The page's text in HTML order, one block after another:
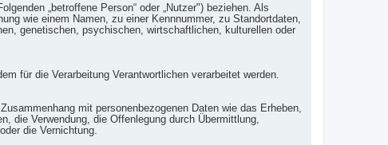
„betroffene Person“ oder „Nutzer") beziehen. Als
wie einem Namen, zu einer Kennnummer, zu Standortdaten,
genetischen, psychischen, wirtschaftlichen, kulturellen oder
für die Verarbeitung Verantwortlichen verarbeitet werden.
mit personenbezogenen Daten wie das Erheben,
die Verwendung, die Offenlegung durch Übermittlung,
die Vernichtung.